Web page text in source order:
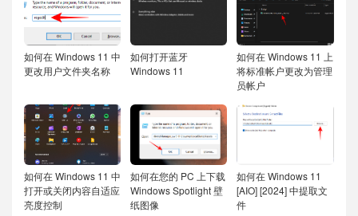
如何在 Windows 11 中
更改用户文件夹名称
如何打开蓝牙
Windows 11
如何在 Windows 11 上
将标准帐户更改为管理
员帐户
如何在 Windows 11 中
打开或关闭内容自适应
亮度控制
如何在您的 PC 上下载
Windows Spotlight 壁
纸图像
如何在 Windows 11
[AIO] [2024] 中提取文
件